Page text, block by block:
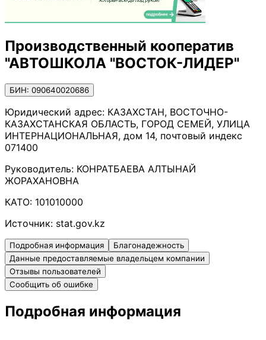
Производственный кооператив
"АВТОШКОЛА "ВОСТОК-ЛИДЕР"
БИН: 090640020686
Юридический адрес: КАЗАХСТАН, ВОСТОЧНО-
КАЗАХСТАНСКАЯ ОБЛАСТЬ, ГОРОД СЕМЕЙ, УЛИЦА
ИНТЕРНАЦИОНАЛЬНАЯ, дом 14, почтовый индекс
071400
Руководитель: КОНРАТБАЕВА АЛТЫНАЙ
ЖОРАХАНОВНА
КАТО: 101010000
Источник: stat.gov.kz
Подробная информация
Благонадежность
Данные предоставляемые владельцем компании
Отзывы пользователей
Сообщить об ошибке
Подробная информация